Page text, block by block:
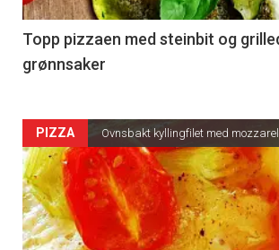
Topp pizzaen med steinbit og
grønnsaker
PIZZA Ovnsbakt kyllingfilet med